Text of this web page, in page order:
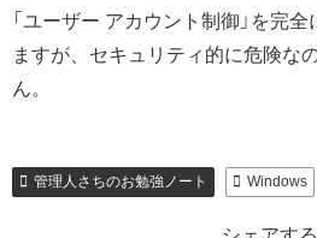
「ユーザー アカウント制御」を完
ますが、セキュリティ的に危険な
ん。
管理人さちのお勉強ノート Windows